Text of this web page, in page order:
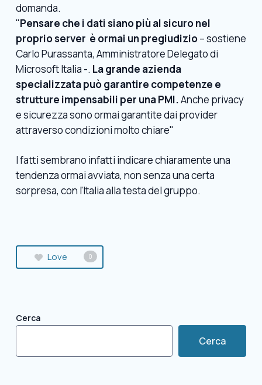
domanda.
"Pensare che i dati siano più al sicuro nel
proprio server è ormai un pregiudizio– sostiene
Carlo Purassanta, Amministratore Delegato di
Microsoft Italia -. La grande azienda
specializzata può garantire competenze e
strutture impensabili per una PMI.Anche privacy
e sicurezza sono ormai garantite dai provider
attraverso condizioni molto chiare"
I fatti sembrano infatti indicare chiaramente una
tendenza ormai avviata, non senza una certa
sorpresa, con l'Italia alla testa del gruppo.
Love 0
Cerca
Cerca